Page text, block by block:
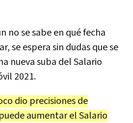
no se sabe en qué fecha
se espera sin dudas que se
nueva suba del Salario
2021.
dio precisiones de
aumentar el Salario